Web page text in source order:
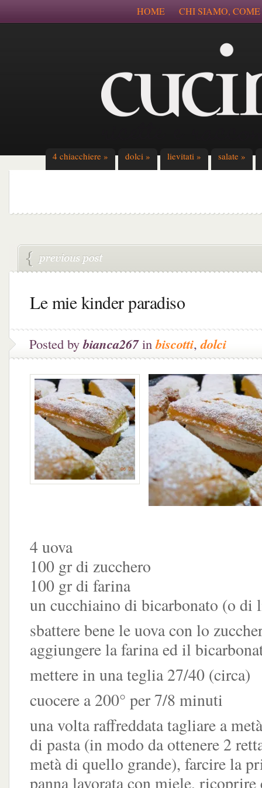
HOME CHI SIAMO,
4 chiacchiere » dolci » lievitati » salate »
Le mie kinder paradiso
Posted bybianca267inbiscotti,dolci
4 uova
100 gr di zucchero
100 gr di farina
un cucchiaino di bicarbonato (o di
sbattere bene le uova con lo
aggiungere la farina ed il
mettere in una teglia 27/40 (circa)
cuocere a 200° per 7/8 minuti
una volta raffreddata tagliare a
di pasta (in modo da ottenere 2
metà di quello grande), farcire la
panna lavorata con miele, ricoprire